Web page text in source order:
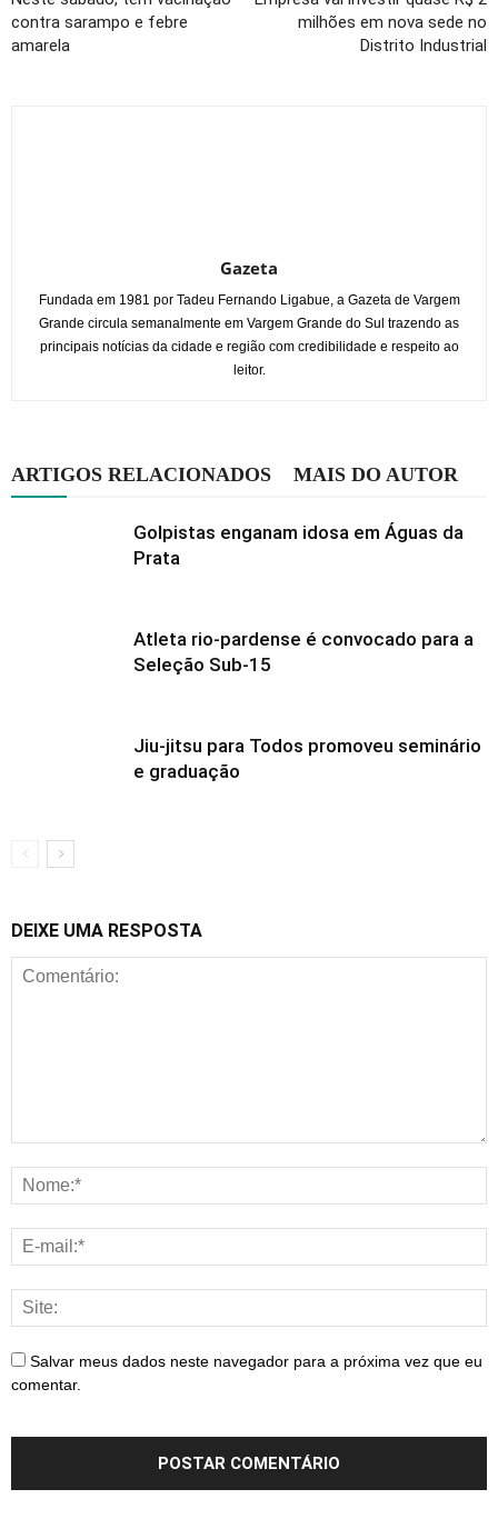
contra sarampo e febre
amarela
milhões em nova sede no
Distrito Industrial
Gazeta
Fundada em 1981 por Tadeu Fernando Ligabue, a Gazeta de Vargem
Grande circula semanalmente em Vargem Grande do Sul trazendo as
principais notícias da cidade e região com credibilidade e respeito ao
leitor.
ARTIGOS RELACIONADOS MAIS DO AUTOR
Golpistas enganam idosa em Águas da
Prata
Atleta rio-pardense é convocado para a
Seleção Sub-15
Jiu-jitsu para Todos promoveu seminário
e graduação
DEIXE UMA RESPOSTA
Salvar meus dados neste navegador para a próxima vez que eu
comentar.